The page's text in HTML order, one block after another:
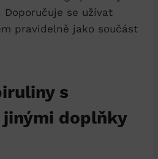
se užívat
pravidelně jako součást
s
doplňky